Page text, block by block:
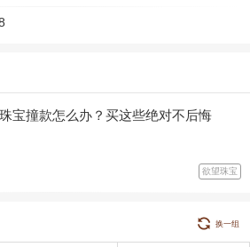
宝撞款怎么办？买这些绝对不后悔
欲望珠宝
换一组